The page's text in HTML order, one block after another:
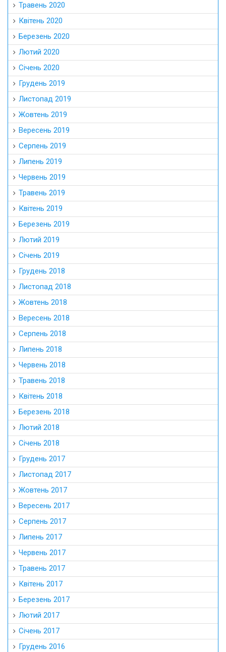
Травень 2020
Квітень 2020
Березень 2020
Лютий 2020
Січень 2020
Грудень 2019
Листопад 2019
Жовтень 2019
Вересень 2019
Серпень 2019
Липень 2019
Червень 2019
Травень 2019
Квітень 2019
Березень 2019
Лютий 2019
Січень 2019
Грудень 2018
Листопад 2018
Жовтень 2018
Вересень 2018
Серпень 2018
Липень 2018
Червень 2018
Травень 2018
Квітень 2018
Березень 2018
Лютий 2018
Січень 2018
Грудень 2017
Листопад 2017
Жовтень 2017
Вересень 2017
Серпень 2017
Липень 2017
Червень 2017
Травень 2017
Квітень 2017
Березень 2017
Лютий 2017
Січень 2017
Грудень 2016